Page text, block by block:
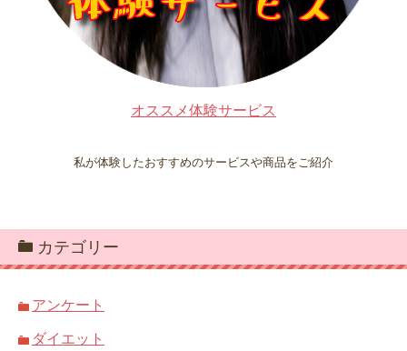
オススメ体験サービス
私が体験したおすすめのサービスや商品をご紹介
カテゴリー
アンケート
ダイエット